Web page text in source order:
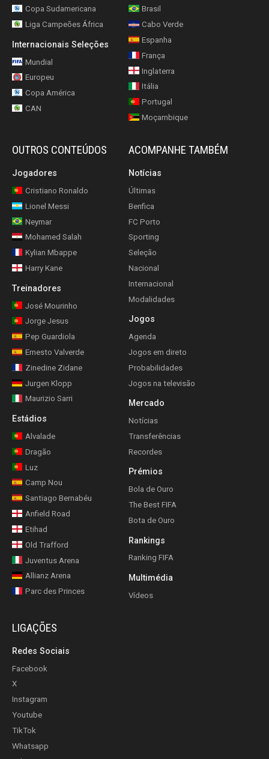
Copa Sudamericana
Liga Campeões África
Internacionais Seleções
Mundial
Europeu
Copa América
CAN
Brasil
Cabo Verde
Espanha
França
Inglaterra
Itália
Portugal
Moçambique
OUTROS CONTEÚDOS
Jogadores
Cristiano Ronaldo
Lionel Messi
Neymar
Mohamed Salah
Kylian Mbappe
Harry Kane
Treinadores
José Mourinho
Jorge Jesus
Pep Guardiola
Ernesto Valverde
Zinedine Zidane
Jurgen Klopp
Maurizio Sarri
Estádios
Alvalade
Dragão
Luz
Camp Nou
Santiago Bernabéu
Anfield Road
Etihad
Old Trafford
Juventus Arena
Allianz Arena
Parc des Princes
ACOMPANHE TAMBÉM
Notícias
Últimas
Benfica
FC Porto
Sporting
Seleção
Nacional
Internacional
Modalidades
Jogos
Agenda
Jogos em direto
Probabilidades
Jogos na televisão
Mercado
Notícias
Transferências
Recordes
Prémios
Bola de Ouro
The Best FIFA
Bota de Ouro
Rankings
Ranking FIFA
Multimédia
Vídeos
LIGAÇÕES
Redes Sociais
Facebook
X
Instagram
Youtube
TikTok
Whatsapp